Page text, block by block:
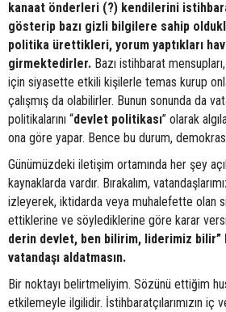
kanaat önderleri (?) kendilerini
gösterip bazı gizli bilgilere sahip
politika ürettikleri, yorum yaptıkları
girmektedirler. Bazı istihbarat
için siyasette etkili kişilerle temas kurup
çalışmış da olabilirler. Bunun sonunda da
politikalarını “devlet politikası” olarak
ona göre yapar. Bence bu durum,
Günümüzdeki iletişim ortamında her şey
kaynaklarda vardır. Bırakalım,
izleyerek, iktidarda veya muhalefette olan
ettiklerine ve söylediklerine göre karar
derin devlet, ben bilirim, liderimiz bilir”
vatandaşı aldatmasın.
Bir noktayı belirtmeliyim. Sözünü ettiğim
etkilemeyle ilgilidir. İstihbaratçılarımızın iç